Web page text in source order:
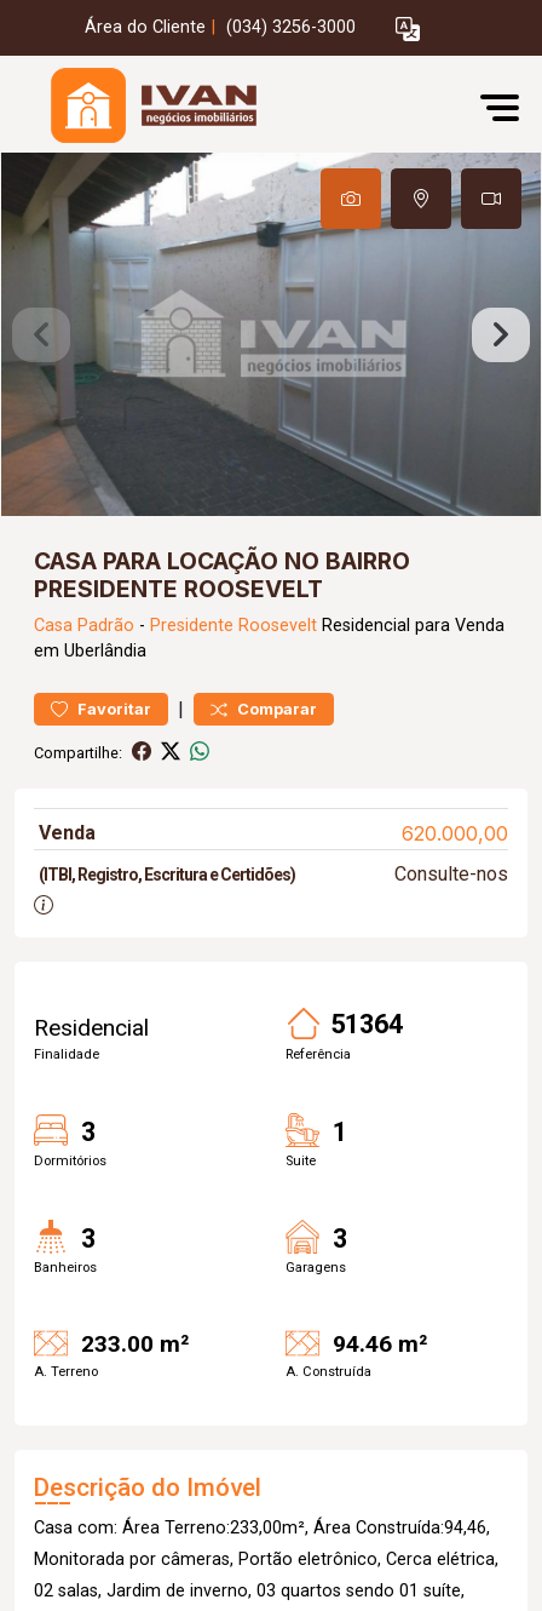
Área do Cliente (034) 3256-3000
CASA PARA LOCAÇÃO NO BAIRRO
PRESIDENTE ROOSEVELT
Casa Padrão - Presidente Roosevelt Residencial para Venda
em Uberlândia
Favoritar | Comparar
Compartilhe:
Venda 620.000,00
(ITBI, Registro, Escritura e Certidões) Consulte-nos
Residencial
Finalidade
51364
Referência
3
Dormitórios
1
Suite
3
Banheiros
3
Garagens
233.00 m²
A. Terreno
94.46 m²
A. Construída
Descrição do Imóvel
Casa com: Área Terreno:233,00m², Área Construída:94,46,
Monitorada por câmeras, Portão eletrônico, Cerca elétrica,
02 salas, Jardim de inverno, 03 quartos sendo 01 suíte,